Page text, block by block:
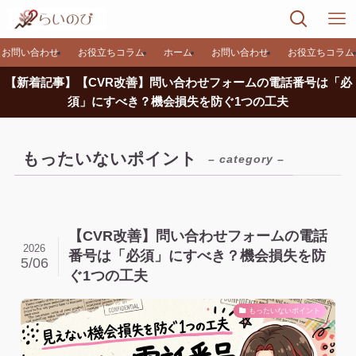
お問い合わせ お役立ちコラム ホーム お問い合わせ お役立ちコラム
【新着記事】【CVR改善】問い合わせフォームの電話番号は「必
須」にすべき？機会損失を防ぐ1つの工夫
もったいないポイント – category –
【CVR改善】問い合わせフォームの電話
番号は「必須」にすべき？機会損失を防
ぐ1つの工夫
2026
5/06
もったいないポイント